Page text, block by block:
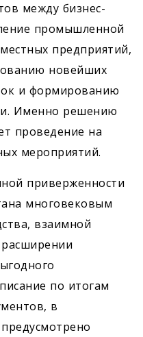
между бизнес-
промышленной
предприятий,
новейших
и формированию
Именно решению
проведение на
мероприятий.
приверженности
многовековым
взаимной
по итогам
в